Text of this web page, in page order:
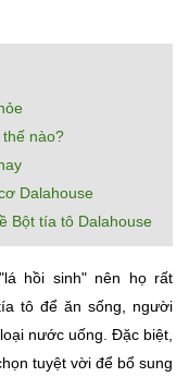
nào?
Dalahouse
Bột tía tô Dalahouse
hồi sinh" nên họ rất
tô để ăn sống, người
nước uống. Đặc biệt,
tuyệt vời để bổ sung